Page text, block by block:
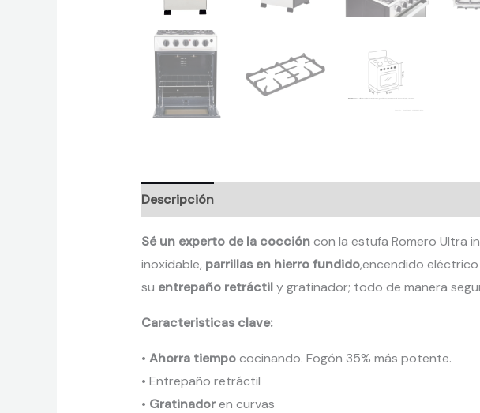
Descripción
Sé un experto de la coccióncon la estufa Romero Ultra
inoxidable, parrillas en hierro fundido,encendido
su entrepaño retráctily gratinador; todo de manera
Caracteristicas clave:
• Ahorra tiempococinando. Fogón 35% más potente.
• Entrepaño retráctil
• Gratinadoren curvas